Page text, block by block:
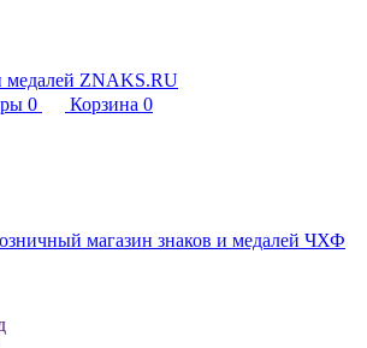
0 Корзина 0
магазин знаков и медалей ЧХФ